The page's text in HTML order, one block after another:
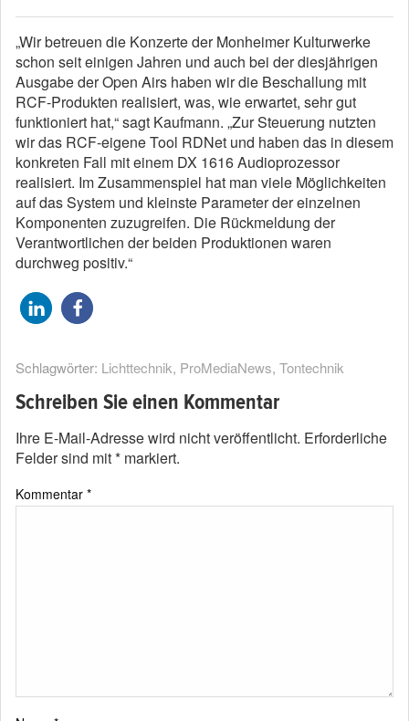
„Wir betreuen die Konzerte der Monheimer Kulturwerke
schon seit einigen Jahren und auch bei der diesjährigen
Ausgabe der Open Airs haben wir die Beschallung mit
RCF-Produkten realisiert, was, wie erwartet, sehr gut
funktioniert hat,“ sagt Kaufmann. „Zur Steuerung nutzten
wir das RCF-eigene Tool RDNet und haben das in diesem
konkreten Fall mit einem DX 1616 Audioprozessor
realisiert. Im Zusammenspiel hat man viele Möglichkeiten
auf das System und kleinste Parameter der einzelnen
Komponenten zuzugreifen. Die Rückmeldung der
Verantwortlichen der beiden Produktionen waren
durchweg positiv.“
Schlagwörter: Lichttechnik, ProMediaNews, Tontechnik
Schreiben Sie einen Kommentar
Ihre E-Mail-Adresse wird nicht veröffentlicht. Erforderliche
Felder sind mit* markiert.
Kommentar *